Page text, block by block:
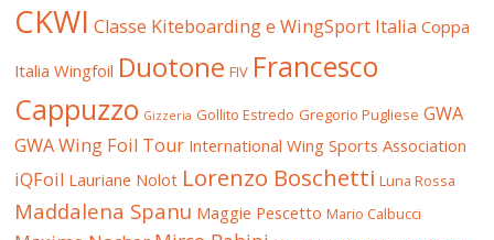
CKWI Classe Kiteboarding e WingSport Italia Coppa
Italia Wingfoil Duotone FIV Francesco
Cappuzzo Gizzeria Gollito Estredo Gregorio Pugliese GWA
GWA Wing Foil Tour International Wing Sports Association
iQFoil Lauriane Nolot Lorenzo Boschetti Luna Rossa
Maddalena Spanu Maggie Pescetto Mario Calbucci